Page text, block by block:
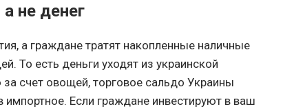
не денег
а граждане тратят накопленные наличные
То есть деньги уходят из украинской
за счет овощей, торговое сальдо Украины
импортное. Если граждане инвестируют в ваш